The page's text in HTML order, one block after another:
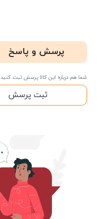
پرسش و پاسخ
شما هم درباره این کالا پرسش ثبت کنید
ثبت پرسش